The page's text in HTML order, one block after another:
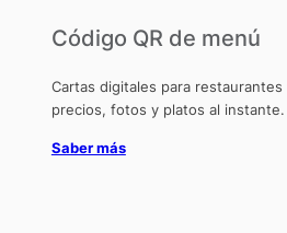
Código QR de menú
Cartas digitales para
precios, fotos y platos al instante.
Saber más